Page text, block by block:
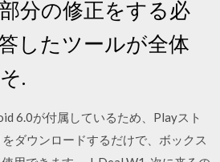
分の修正をする必
したツールが全体
.
6.0が付属しているため、Playスト
ダウンロードするだけで、ボックス